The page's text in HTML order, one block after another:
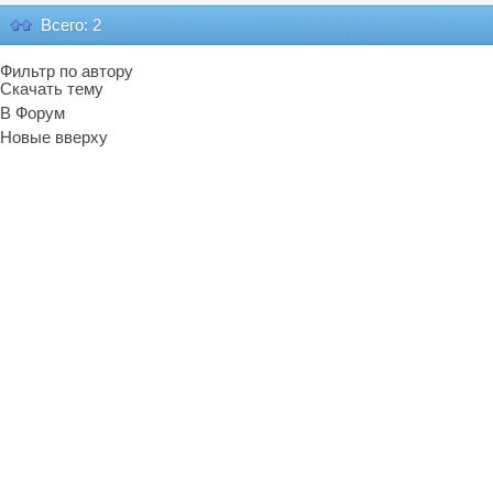
Всего: 2
Фильтр по автору
Скачать тему
В Форум
Новые вверху